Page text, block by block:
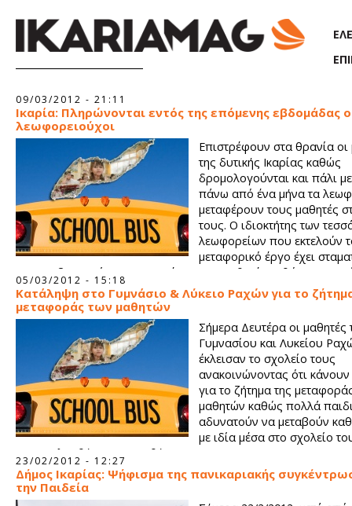
09/03/2012 - 21:11
Ικαρία: Πληρώνονται εντός της επόμενης εβδομάδας
λεωφορειούχοι
Επιστρέφουν στα θρανία οι
της δυτικής Ικαρίας καθώς
δρομολογούνται και πάλι
πάνω από ένα μήνα τα
μεταφέρουν τους μαθητές
τους. Ο ιδιοκτήτης των
λεωφορείων που εκτελούν
μεταφορικό έργο έχει
τις 2 Φεβρουαρίου να μεταφέρει τους μαθητές καθώς του
χρήματα από την σχολική χρονιά 2009-2010, μέχρι και σήμερα
ξεπερνούν τις 300.000 ευρώ.
05/03/2012 - 15:18
Κατάληψη στο Γυμνάσιο & Λύκειο Ραχών για το
μεταφοράς των μαθητών
Σήμερα Δευτέρα οι μαθητές
Γυμνασίου και Λυκείου
έκλεισαν το σχολείο τους
ανακοινώνοντας ότι
για το ζήτημα της
μαθητών καθώς πολλά
αδυνατούν να μεταβούν
με ιδία μέσα στο σχολείο
παρακολουθήσουν τα μαθήματα τους.
23/02/2012 - 12:27
Δήμος Ικαρίας: Ψήφισμα της πανικαριακής
την Παιδεία